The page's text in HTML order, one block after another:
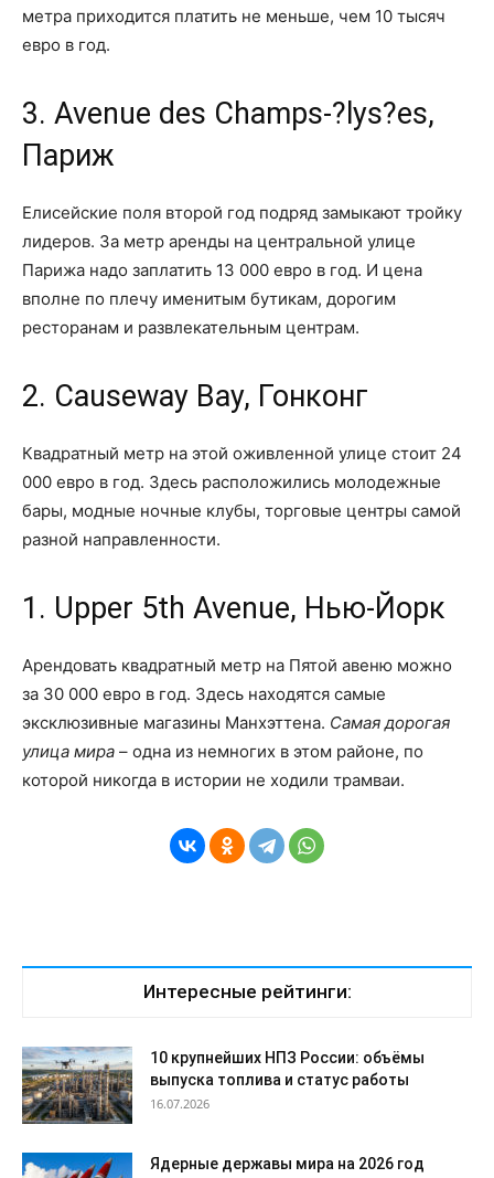
метра приходится платить не меньше, чем 10 тысяч
евро в год.
3. Avenue des Champs-?lys?es,
Париж
Елисейские поля второй год подряд замыкают тройку
лидеров. За метр аренды на центральной улице
Парижа надо заплатить 13 000 евро в год. И цена
вполне по плечу именитым бутикам, дорогим
ресторанам и развлекательным центрам.
2. Causeway Bay, Гонконг
Квадратный метр на этой оживленной улице стоит 24
000 евро в год. Здесь расположились молодежные
бары, модные ночные клубы, торговые центры самой
разной направленности.
1. Upper 5th Avenue, Нью-Йорк
Арендовать квадратный метр на Пятой авеню можно
за 30 000 евро в год. Здесь находятся самые
эксклюзивные магазины Манхэттена. Самая дорогая
улица мира – одна из немногих в этом районе, по
которой никогда в истории не ходили трамваи.
Интересные рейтинги:
10 крупнейших НПЗ России: объёмы
выпуска топлива и статус работы
16.07.2026
Ядерные державы мира на 2026 год